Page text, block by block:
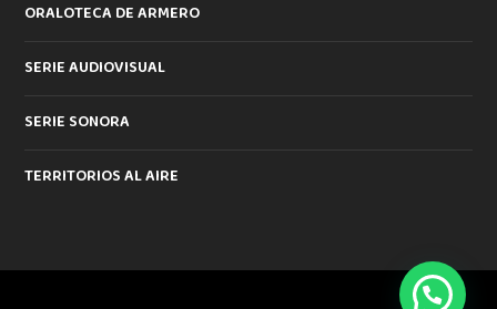
ORALOTECA DE ARMERO
SERIE AUDIOVISUAL
SERIE SONORA
TERRITORIOS AL AIRE
WordPress